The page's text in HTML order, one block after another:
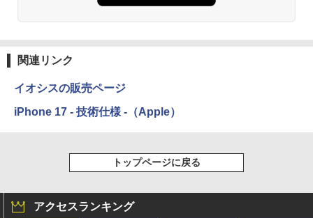
関連リンク
イオシスの販売ページ
iPhone 17 - 技術仕様 -（Apple）
トップページに戻る
アクセスランキング